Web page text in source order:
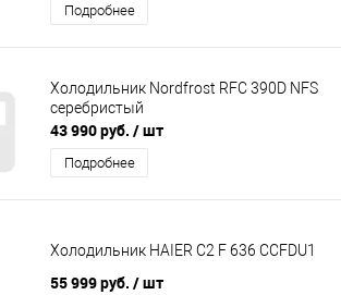
Подробнее
Холодильник Nordfrost RFC 390D NFS
серебристый
43 990 руб. / шт
Подробнее
Холодильник HAIER C2 F 636 CCFDU1
55 999 руб. / шт